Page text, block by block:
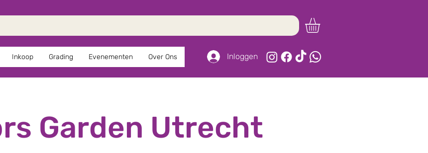
Inkoop Grading Evenementen Over Ons Inloggen
Garden Utrecht